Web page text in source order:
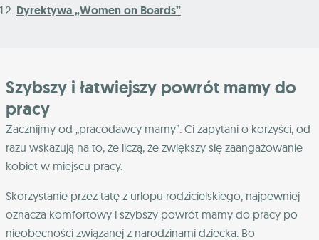
Dyrektywa „Women on Boards”
Szybszy i łatwiejszy powrót mamy do
pracy
Zacznijmy od „pracodawcy mamy”. Ci zapytani o korzyści, od
razu wskazują na to, że liczą, że zwiększy się zaangażowanie
kobiet w miejscu pracy.
Skorzystanie przez tatę z urlopu rodzicielskiego, najpewniej
oznacza komfortowy i szybszy powrót mamy do pracy po
nieobecności związanej z narodzinami dziecka. Bo